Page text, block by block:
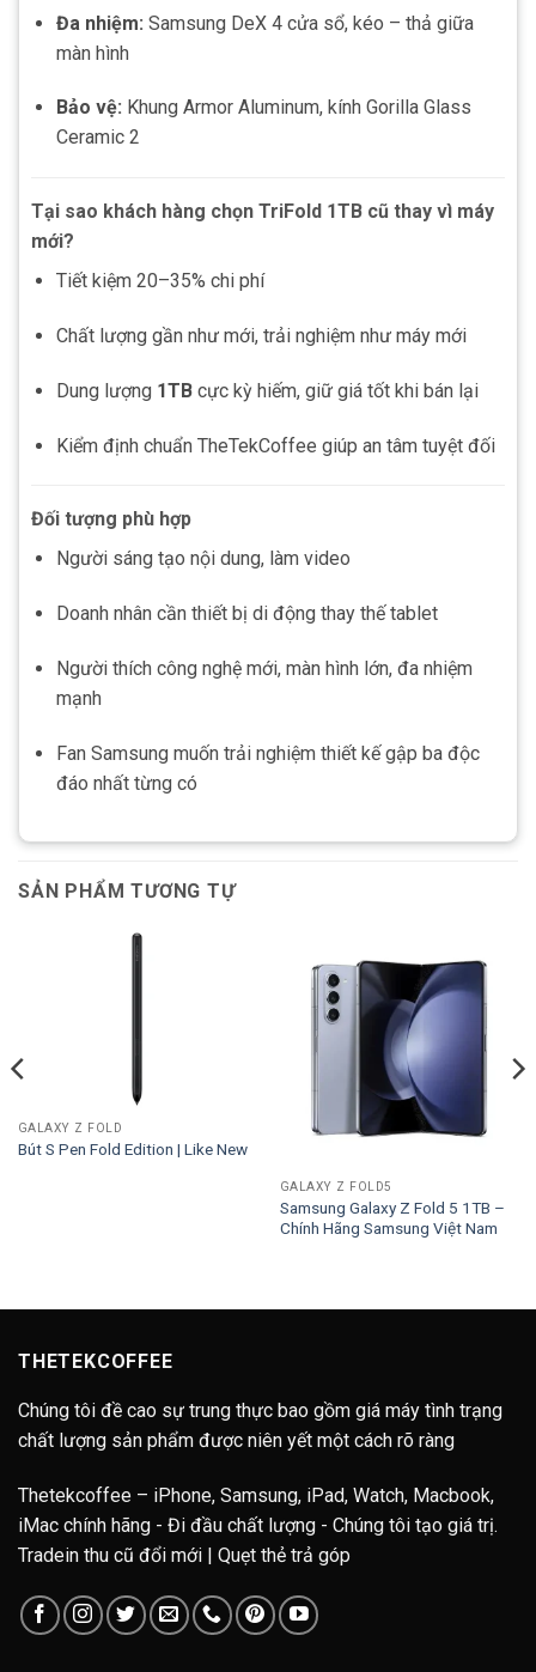
Đa nhiệm: Samsung DeX 4 cửa sổ, kéo – thả giữa
màn hình
Bảo vệ: Khung Armor Aluminum, kính Gorilla Glass
Ceramic 2
Tại sao khách hàng chọn TriFold 1TB cũ thay vì máy
mới?
Tiết kiệm 20–35% chi phí
Chất lượng gần như mới, trải nghiệm như máy mới
Dung lượng 1TBcực kỳ hiếm, giữ giá tốt khi bán lại
Kiểm định chuẩn TheTekCoffee giúp an tâm tuyệt đối
Đối tượng phù hợp
Người sáng tạo nội dung, làm video
Doanh nhân cần thiết bị di động thay thế tablet
Người thích công nghệ mới, màn hình lớn, đa nhiệm
mạnh
Fan Samsung muốn trải nghiệm thiết kế gập ba độc
đáo nhất từng có
SẢN PHẨM TƯƠNG TỰ
GALAXY Z FOLD
Bút S Pen Fold Edition | Like New
GALAXY Z FOLD5
Samsung Galaxy Z Fold 5 1TB –
Chính Hãng Samsung Việt Nam
THETEKCOFFEE
Chúng tôi đề cao sự trung thực bao gồm giá máy tình trạng
chất lượng sản phẩm được niên yết một cách rõ ràng
Thetekcoffee – iPhone, Samsung, iPad, Watch, Macbook,
iMac chính hãng - Đi đầu chất lượng - Chúng tôi tạo giá trị.
Tradein thu cũ đổi mới | Quẹt thẻ trả góp